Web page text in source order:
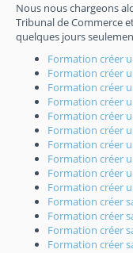
Nous nous chargeons
Tribunal de Commerce
quelques jours
Formation créer
Formation créer
Formation créer
Formation créer
Formation créer
Formation créer
Formation créer
Formation créer
Formation créer
Formation créer
Formation créer
Formation créer
Formation créer
Formation créer